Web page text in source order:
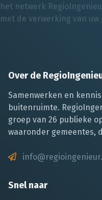
het netwerk
met de verwerking van
Over de
Samenwerken en
buitenruimte.
groep van 26 publieke
waaronder gemeentes,
Snel naar